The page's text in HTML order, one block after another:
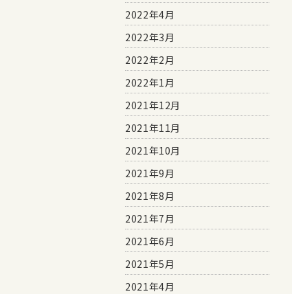
2022年4月
2022年3月
2022年2月
2022年1月
2021年12月
2021年11月
2021年10月
2021年9月
2021年8月
2021年7月
2021年6月
2021年5月
2021年4月